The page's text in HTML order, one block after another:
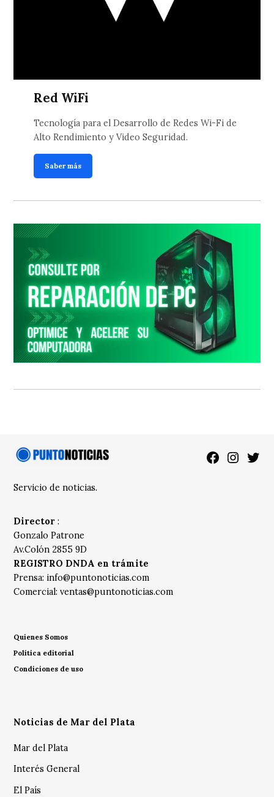
Red WiFi
Tecnología para el Desarrollo de Redes Wi-Fi de
Alto Rendimiento y Video Seguridad.
Saber más
Facebook
Servicio de noticias.
Director :
Gonzalo Patrone
Av.Colón 2855 9D
REGISTRO DNDA en trámite
Prensa: info@puntonoticias.com
Comercial:ventas@puntonoticias.com
Quienes Somos
Política editorial
Condiciones de uso
Noticias de Mar del Plata
Mar del Plata
Interés General
El País